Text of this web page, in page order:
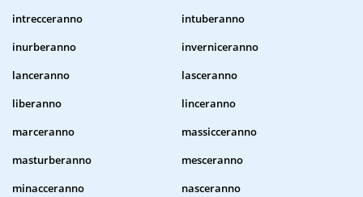
intrecceranno
intuberanno
inurberanno
inverniceranno
lanceranno
lasceranno
liberanno
linceranno
marceranno
massicceranno
masturberanno
mesceranno
minacceranno
nasceranno